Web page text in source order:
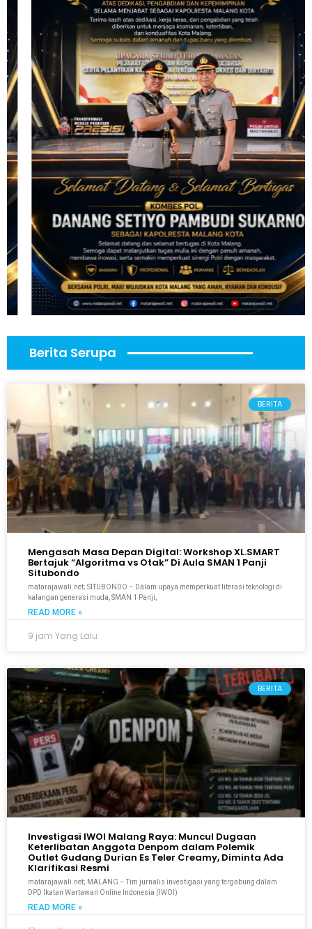
Berita Serupa
BERITA
Mengasah Masa Depan Digital: Workshop XL.SMART
Bertajuk “Algoritma vs Otak” Di Aula SMAN 1 Panji
Situbondo
matarajawali.net; SITUBONDO – Dalam upaya memperkuat literasi teknologi di
kalangan generasi muda, SMAN 1 Panji,
READ MORE »
9 jam Yang Lalu
BERITA
Investigasi IWOI Malang Raya: Muncul Dugaan
Keterlibatan Anggota Denpom dalam Polemik
Outlet Gudang Durian Es Teler Creamy, Diminta Ada
Klarifikasi Resmi
matarajawali.net; MALANG – Tim jurnalis investigasi yang tergabung dalam
DPD Ikatan Wartawan Online Indonesia (IWOI)
READ MORE »